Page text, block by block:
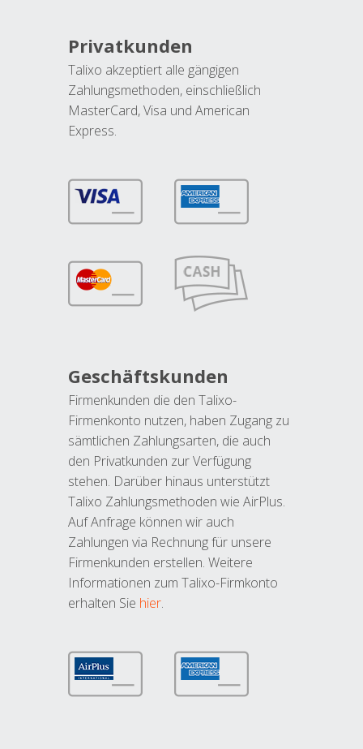
Privatkunden
Talixo akzeptiert alle gängigen
Zahlungsmethoden, einschließlich
MasterCard, Visa und American
Express.
Geschäftskunden
Firmenkunden die den Talixo-
Firmenkonto nutzen, haben Zugang zu
sämtlichen Zahlungsarten, die auch
den Privatkunden zur Verfügung
stehen. Darüber hinaus unterstützt
Talixo Zahlungsmethoden wie AirPlus.
Auf Anfrage können wir auch
Zahlungen via Rechnung für unsere
Firmenkunden erstellen. Weitere
Informationen zum Talixo-Firmkonto
erhalten Sie hier.